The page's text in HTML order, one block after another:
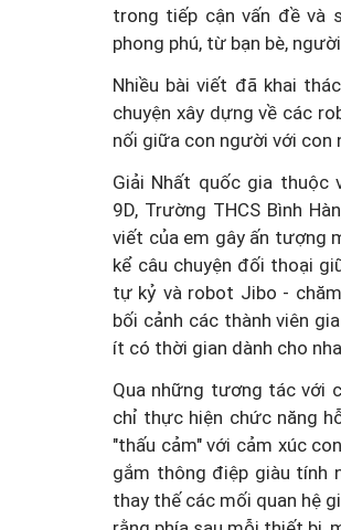
trong tiếp cận vấn đề và
phong phú, từ bạn bè,
Nhiều bài viết đã khai
chuyện xây dựng về các
nối giữa con người với con
Giải Nhất quốc gia thuộc
9D, Trường THCS Bình
viết của em gây ấn tượng
kể câu chuyện đối thoại
tự kỷ và robot Jibo -
bối cảnh các thành viên
ít có thời gian dành cho
Qua những tương tác với
chỉ thực hiện chức năng
"thấu cảm" với cảm xúc
gắm thông điệp giàu tính
thay thế các mối quan hệ